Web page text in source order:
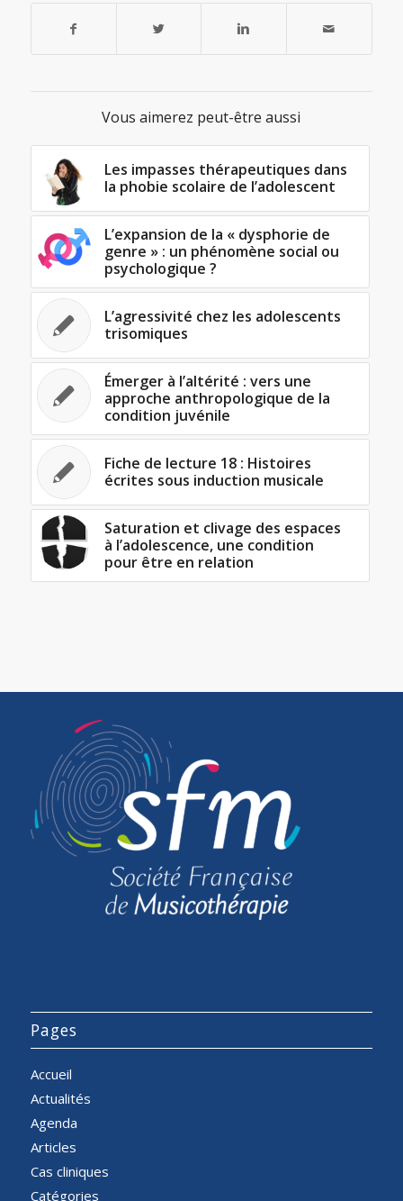
Vous aimerez peut-être aussi
Les impasses thérapeutiques dans
la phobie scolaire de l’adolescent
L’expansion de la « dysphorie de
genre » : un phénomène social ou
psychologique ?
L’agressivité chez les adolescents
trisomiques
Émerger à l’altérité : vers une
approche anthropologique de la
condition juvénile
Fiche de lecture 18 : Histoires
écrites sous induction musicale
Saturation et clivage des espaces
à l’adolescence, une condition
pour être en relation
Pages
Accueil
Actualités
Agenda
Articles
Cas cliniques
Catégories